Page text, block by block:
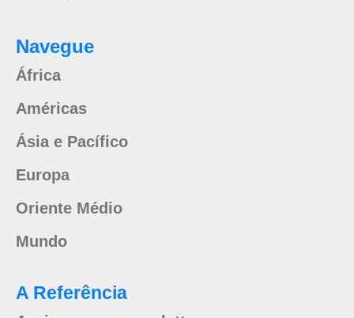
Navegue
África
Américas
Ásia e Pacífico
Europa
Oriente Médio
Mundo
A Referência